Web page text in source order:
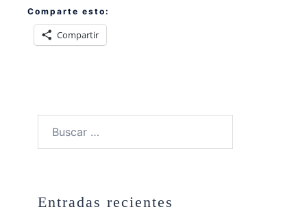
Comparte esto:
Compartir
Entradas recientes